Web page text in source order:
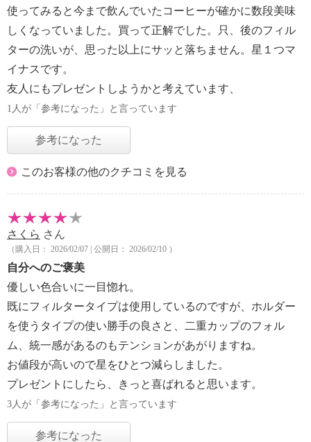
使ってみると今まで飲んでいたコーヒーが確かに数段美味
しくなっていました。買って正解でした。只、後のフィル
ターの洗いが、思った以上にサッと落ちません。星１つマ
イナスです。
友人にもプレゼントしようかと考えています、
1人が「参考になった」と言っています
参考になった
このお客様の他のクチコミを見る
さくら さん
（購入日： 2026/02/07 | 公開日： 2026/02/10 ）
自分へのご褒美
優しい色合いに一目惚れ。
既にフィルタータイプは使用しているのですが、ホルダー
を使うタイプの使い勝手の良さと、二重カップのフォル
ム、統一感があるのもテンションがあがりますね。
お値段が高いので星をひとつ減らしました。
プレゼントにしたら、きっと喜ばれると思います。
3人が「参考になった」と言っています
参考になった